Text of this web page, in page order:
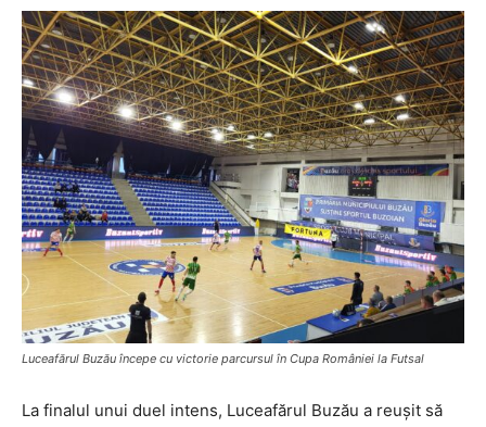
Luceafărul Buzău începe cu victorie parcursul în Cupa României la Futsal
La finalul unui duel intens, Luceafărul Buzău a reușit să